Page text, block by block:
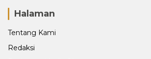
Halaman
Tentang Kami
Redaksi